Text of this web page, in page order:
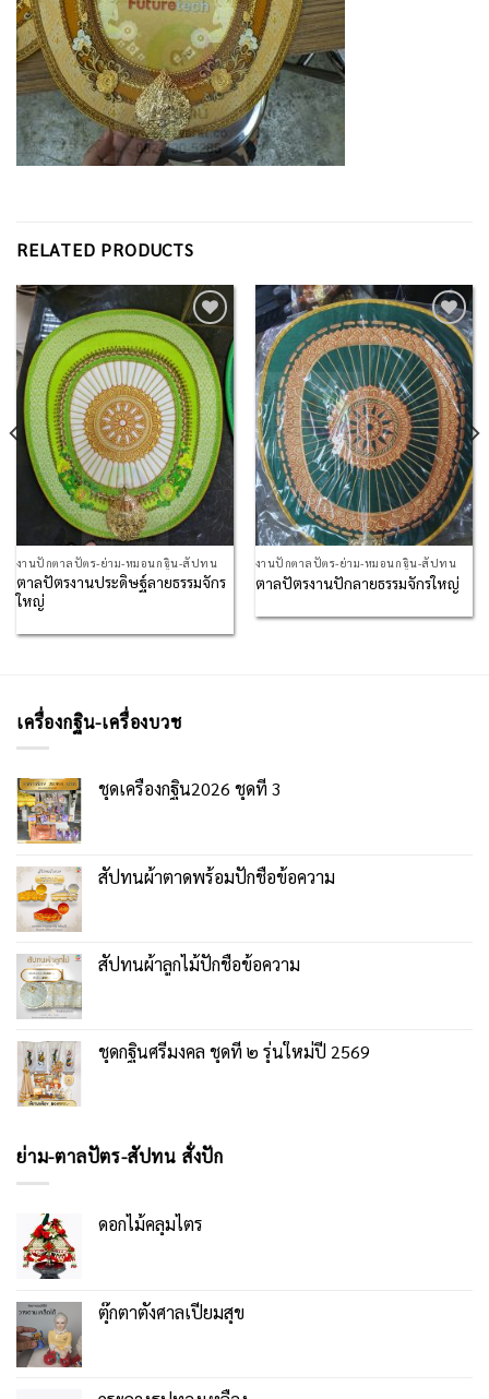
RELATED PRODUCTS
Add to
Wishlist
งานปักตาลปัตร-ย่าม-หมอนกฐิน-สัปทน
ตาลปัตรงานประดิษฐ์ลายธรรมจักร
ใหญ่
Add to
Wishlist
งานปักตาลปัตร-ย่าม-หมอนกฐิน-สัปทน
ตาลปัตรงานปักลายธรรมจักรใหญ่
เครื่องกฐิน-เครื่องบวช
ชุดเครื่องกฐิน2026 ชุดที่ 3
สัปทนผ้าตาดพร้อมปักชื่อข้อความ
สัปทนผ้าลูกไม้ปักชื่อข้อความ
ชุดกฐินศรีมงคล ชุดที่ ๒ รุ่นใหม่ปี 2569
ย่าม-ตาลปัตร-สัปทน สั่งปัก
ดอกไม้คลุมไตร
ตุ๊กตาตั้งศาลเปี่ยมสุข